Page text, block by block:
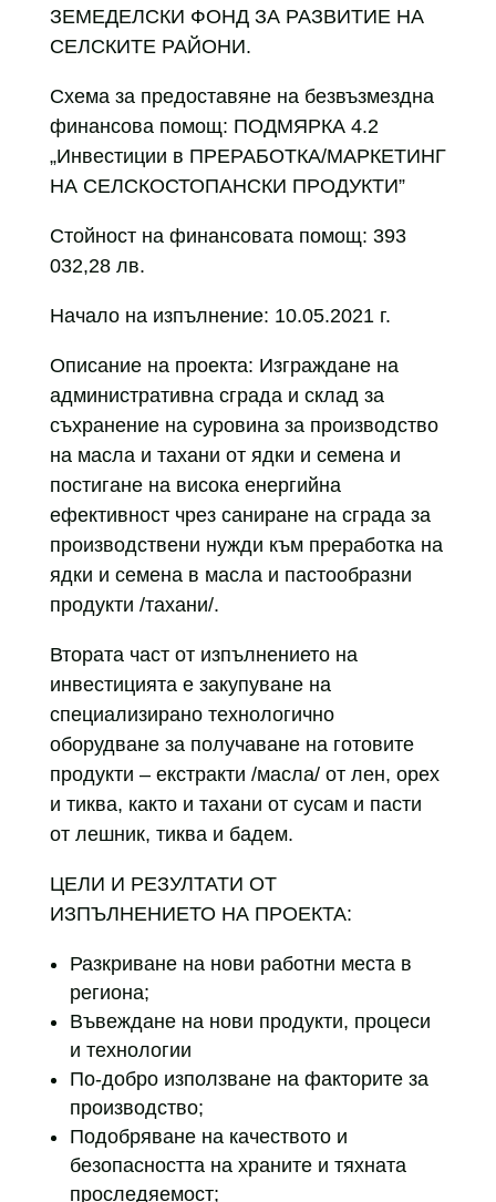
ЗЕМЕДЕЛСКИ ФОНД ЗА РАЗВИТИЕ НА
СЕЛСКИТЕ РАЙОНИ.
Схема за предоставяне на безвъзмездна
финансова помощ: ПОДМЯРКА 4.2
„Инвестиции в ПРЕРАБОТКА/МАРКЕТИНГ
НА СЕЛСКОСТОПАНСКИ ПРОДУКТИ”
Стойност на финансовата помощ: 393
032,28 лв.
Начало на изпълнение: 10.05.2021 г.
Описание на проекта: Изграждане на
административна сграда и склад за
съхранение на суровина за производство
на масла и тахани от ядки и семена и
постигане на висока енергийна
ефективност чрез саниране на сграда за
производствени нужди към преработка на
ядки и семена в масла и пастообразни
продукти /тахани/.
Втората част от изпълнението на
инвестицията е закупуване на
специализирано технологично
оборудване за получаване на готовите
продукти – екстракти /масла/ от лен, орех
и тиква, както и тахани от сусам и пасти
от лешник, тиква и бадем.
ЦЕЛИ И РЕЗУЛТАТИ ОТ
ИЗПЪЛНЕНИЕТО НА ПРОЕКТА:
Разкриване на нови работни места в
региона;
Въвеждане на нови продукти, процеси
и технологии
По-добро използване на факторите за
производство;
Подобряване на качеството и
безопасността на храните и тяхната
проследяемост;